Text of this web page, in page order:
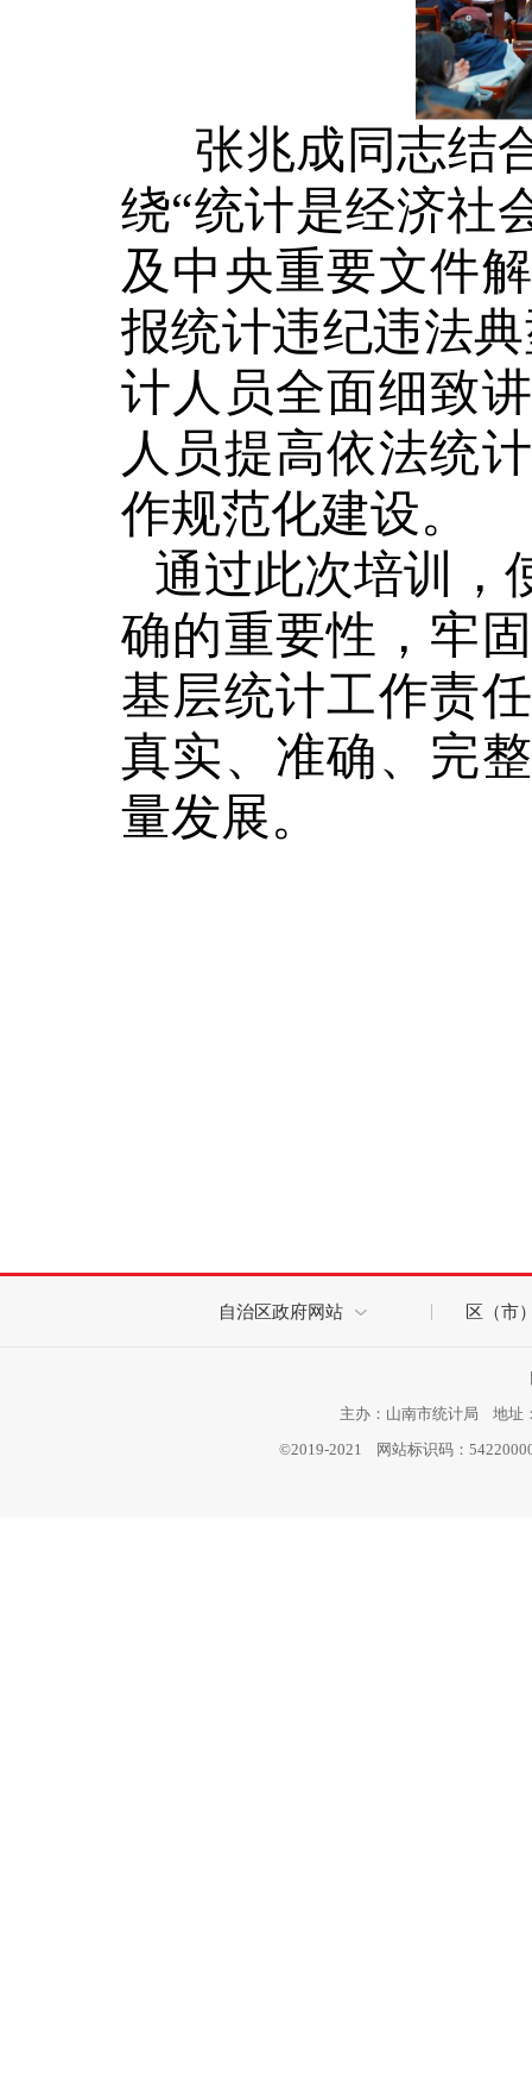
张兆成同志结
绕“统计是经济社
及中央重要文件
报统计违纪违法
计人员全面细致
人员提高依法统
作规范化建设。
通过此次培训，
确的重要性，牢
基层统计工作责
真实、准确、完
量发展。
自治区政府网站 区（市
主办：山南市统计局 地址
©2019-2021 网站标识码：